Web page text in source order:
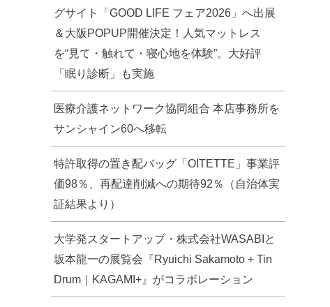
グサイト「GOOD LIFE フェア2026」へ出展
＆大阪POPUP開催決定！人気マットレス
を“見て・触れて・寝心地を体験”。大好評
「眠り診断」も実施
医療介護ネットワーク協同組合 本店事務所を
サンシャイン60へ移転
特許取得の置き配バッグ「OITETTE」事業評
価98％、再配達削減への期待92％（自治体実
証結果より）
大学発スタートアップ・株式会社WASABIと
坂本龍一の展覧会『Ryuichi Sakamoto + Tin
Drum｜KAGAMI+』がコラボレーション